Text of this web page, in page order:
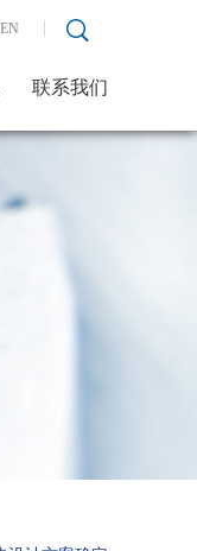
EN
联系我们